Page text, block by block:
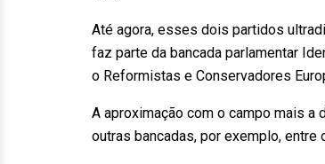
Até agora, esses dois partidos
faz parte da bancada parlamentar
o Reformistas e Conservadores
A aproximação com o campo mais a
outras bancadas, por exemplo, entre